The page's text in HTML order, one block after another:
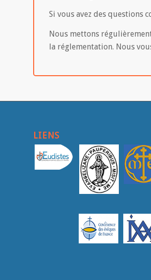
Si vous avez des questions
Nous mettons
la réglementation. Nous
LIENS